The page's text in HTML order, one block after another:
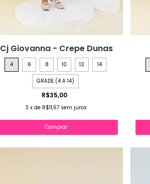
Cj Giovanna - Crepe Dunas
4 6 8 10 12 14
GRADE (4 A 14)
R$35,00
3 xde R$11,67 sem juros
Comprar